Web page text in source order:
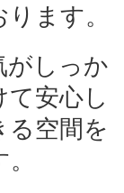
ます。
がしっか
安心し
る空間を